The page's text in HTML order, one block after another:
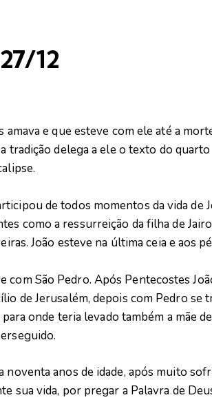
12
amava e que esteve com ele até a
tradição delega a ele o texto do quarto
de todos momentos da vida de
como a ressurreição da filha de
João esteve na última ceia e aos
São Pedro. Após Pentecostes
de Jerusalém, depois com Pedro se
onde teria levado também a mãe
anos de idade, após muito
sua vida, por pregar a Palavra de